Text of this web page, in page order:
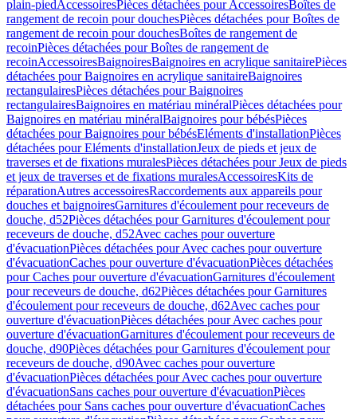
plain-piedAccessoiresPièces détachées pour AccessoiresBoîtes de
rangement de recoin pour douchesPièces détachées pour Boîtes de
rangement de recoin pour douchesBoîtes de rangement de
recoinPièces détachées pour Boîtes de rangement de
recoinAccessoiresBaignoiresBaignoires en acrylique sanitairePièces
détachées pour Baignoires en acrylique sanitaireBaignoires
rectangulairesPièces détachées pour Baignoires
rectangulairesBaignoires en matériau minéralPièces détachées pour
Baignoires en matériau minéralBaignoires pour bébésPièces
détachées pour Baignoires pour bébésEléments d'installationPièces
détachées pour Eléments d'installationJeux de pieds et jeux de
traverses et de fixations muralesPièces détachées pour Jeux de pieds
et jeux de traverses et de fixations muralesAccessoiresKits de
réparationAutres accessoiresRaccordements aux appareils pour
douches et baignoiresGarnitures d'écoulement pour receveurs de
douche, d52Pièces détachées pour Garnitures d'écoulement pour
receveurs de douche, d52Avec caches pour ouverture
d'évacuationPièces détachées pour Avec caches pour ouverture
d'évacuationCaches pour ouverture d'évacuationPièces détachées
pour Caches pour ouverture d'évacuationGarnitures d'écoulement
pour receveurs de douche, d62Pièces détachées pour Garnitures
d'écoulement pour receveurs de douche, d62Avec caches pour
ouverture d'évacuationPièces détachées pour Avec caches pour
ouverture d'évacuationGarnitures d'écoulement pour receveurs de
douche, d90Pièces détachées pour Garnitures d'écoulement pour
receveurs de douche, d90Avec caches pour ouverture
d'évacuationPièces détachées pour Avec caches pour ouverture
d'évacuationSans caches pour ouverture d'évacuationPièces
détachées pour Sans caches pour ouverture d'évacuationCaches